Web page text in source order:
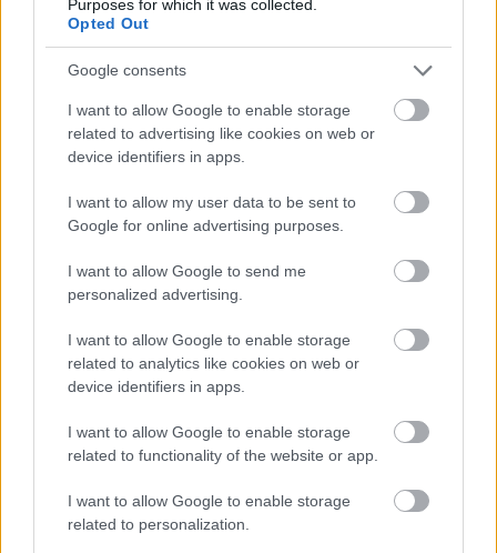
Purposes for which it was collected.
Opted Out
Google consents
I want to allow Google to enable storage
related to advertising like cookies on web or
device identifiers in apps.
I want to allow my user data to be sent to
Google for online advertising purposes.
I want to allow Google to send me
personalized advertising.
I want to allow Google to enable storage
related to analytics like cookies on web or
device identifiers in apps.
I want to allow Google to enable storage
related to functionality of the website or app.
I want to allow Google to enable storage
related to personalization.
22ο Παγκαλαβρυτινό Αντάμωμα στην Κλειτορία
Δεν ανοίγει η μπάρα στα διόδια με το e-pass ενώ έχει